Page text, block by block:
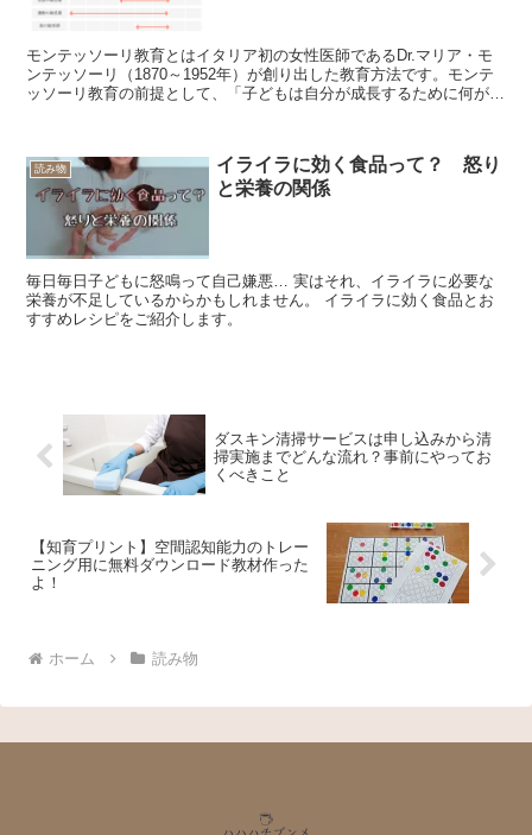
モンテッソーリ教育とはイタリア初の女性医師であるDr.マリア・モ
ンテッソーリ（1870～1952年）が創り出した教育方法です。モンテ
ッソーリ教育の前提として、「子どもは自分が成長するために何が必
読み物
イライラに効く食品って？ 怒り
と栄養の関係
毎日毎日子どもに怒鳴って自己嫌悪… 実はそれ、イライラに必要な
栄養が不足しているからかもしれません。 イライラに効く食品とお
すすめレシピをご紹介します。
ダスキン清掃サービスは申し込みから清
掃実施までどんな流れ？事前にやってお
くべきこと
【知育プリント】空間認知能力のトレー
ニング用に無料ダウンロード教材作った
よ！
ホーム 読み物